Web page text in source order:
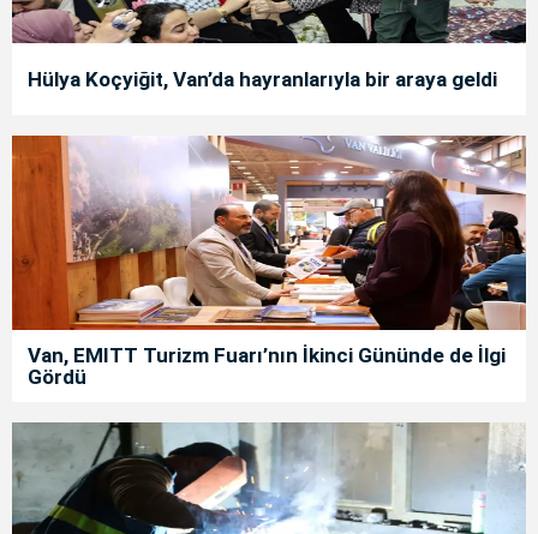
Hülya Koçyiğit, Van’da hayranlarıyla bir araya geldi
Van, EMITT Turizm Fuarı’nın İkinci Gününde de İlgi
Gördü